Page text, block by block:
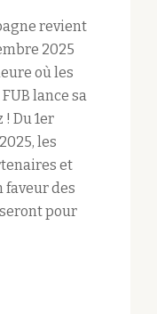
revient
2025
où les
lance sa
Du 1er
les
et
faveur des
pour